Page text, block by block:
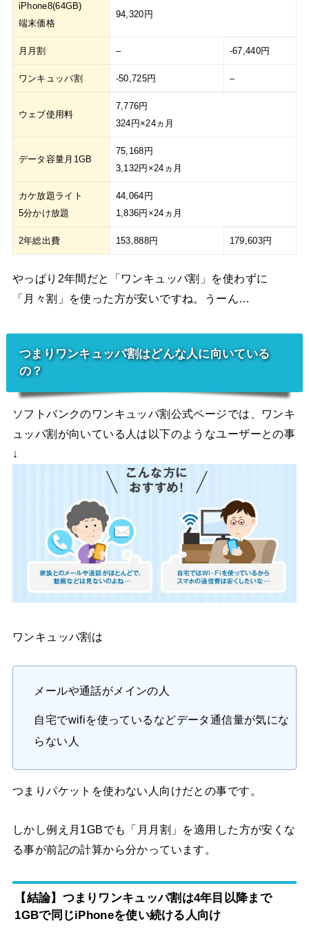
iPhone8(64GB)
端末価格
94,320円
月月割 – -67,440円
ワンキュッパ割 -50,725円 –
ウェブ使用料
7,776円
324円×24ヵ月
データ容量月1GB
75,168円
3,132円×24ヵ月
カケ放題ライト
5分かけ放題
44,064円
1,836円×24ヵ月
2年総出費 153,888円 179,603円
やっぱり2年間だと「ワンキュッパ割」を使わずに
「月々割」を使った方が安いですね。うーん…
つまりワンキュッパ割はどんな人に向いている
の？
ソフトバンクのワンキュッパ割公式ページでは、ワンキ
ュッパ割が向いている人は以下のようなユーザーとの事
↓
ワンキュッパ割は
メールや通話がメインの人
自宅でwifiを使っているなどデータ通信量が気にな
らない人
つまりパケットを使わない人向けだとの事です。
しかし例え月1GBでも「月月割」を適用した方が安くな
る事が前記の計算から分かっています。
【結論】つまりワンキュッパ割は4年目以降まで
1GBで同じiPhoneを使い続ける人向け